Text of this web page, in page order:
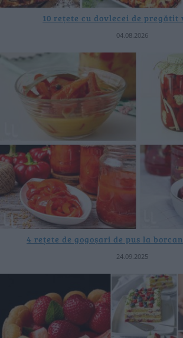
10 rețete cu dovlecei de pregătit
04.08.2026
4 rețete de gogoșari de pus la
24.09.2025